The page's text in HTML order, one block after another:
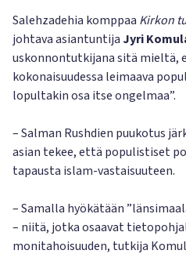
Salehzadehia komppaa Kirkon
johtava asiantuntija Jyri
uskonnontutkijana sitä mieltä,
kokonaisuudessa leimaava
lopultakin osa itse ongelmaa”.
– Salman Rushdien puukotus
asian tekee, että populistiset
tapausta islam-vastaisuuteen.
– Samalla hyökätään
– niitä, jotka osaavat
monitahoisuuden, tutkija